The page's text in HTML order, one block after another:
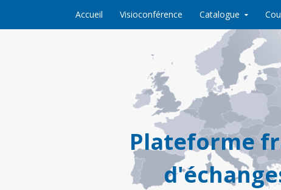
Accueil Visioconférence Catalogue
Plateforme